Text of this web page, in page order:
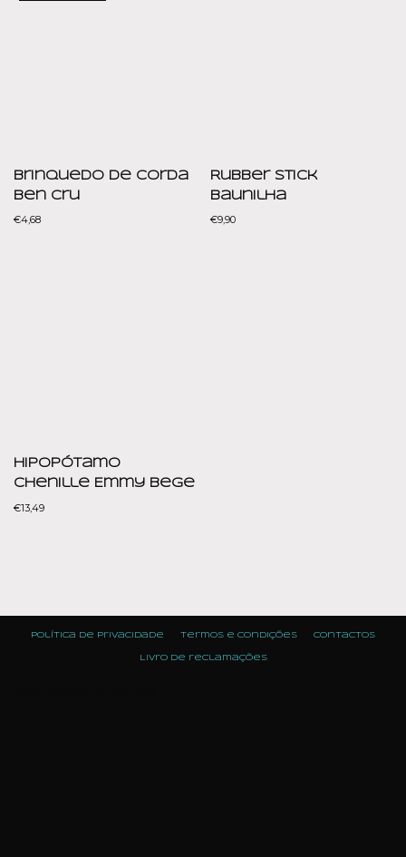
Brinquedo de corda
Ben Cru
€4,68
Rubber Stick
Baunilha
€9,90
Hipopótamo
Chenille Emmy Bege
€13,49
Política de Privacidade Termos e condições Contactos
Livro de reclamações